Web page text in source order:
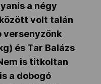
a négy
volt talán
versenyzőnk
és Tar Balázs
is titkoltan
a dobogó